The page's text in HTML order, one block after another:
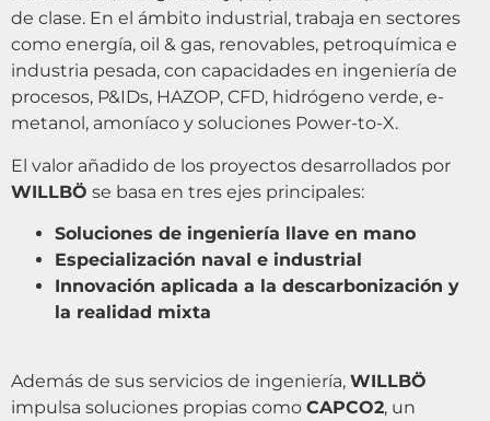
de clase. En el ámbito industrial, trabaja en sectores
como energía, oil & gas, renovables, petroquímica e
industria pesada, con capacidades en ingeniería de
procesos, P&IDs, HAZOP, CFD, hidrógeno verde, e-
metanol, amoníaco y soluciones Power-to-X.
El valor añadido de los proyectos desarrollados por
WILLBÖ se basa en tres ejes principales:
Soluciones de ingeniería llave en mano
Especialización naval e industrial
Innovación aplicada a la descarbonización y
la realidad mixta
Además de sus servicios de ingeniería, WILLBÖ
impulsa soluciones propias como CAPCO2, un